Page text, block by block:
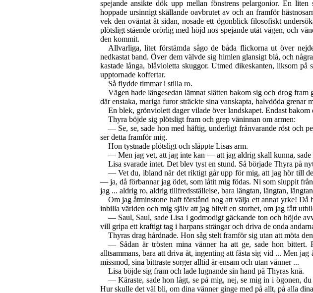
spejande ansikte dök upp mellan fönstrens pelargonior. En
hoppade ursinnigt skällande oavbrutet av och an framför
vek den oväntat åt sidan, nosade ett ögonblick filosofiskt
plötsligt stående orörlig med höjd nos spejande utåt vägen, och
den kommit.
Allvarliga, litet förstämda sågo de båda flickorna ut över
nedkastatband. Över dem välvde sig himlen glansigt blå, och
kastade långa, blåvioletta skuggor. Utmed dikeskanten, liksom
upptornade koffertar.
Så flydde timmar i stilla ro.
Vägen hade längesedan lämnat slätten bakom sig och drog
där enstaka, mariga furor sträckte sina vanskapta, halvdöda
En blek, grönviolett dager vilade över landskapet. Endast
Thyra böjde sig plötsligt fram och grep väninnan om armen:
— Se, se, sade hon med häftig, underligt frånvarande röst och
ser detta framför mig.
Hon tystnade plötsligt och släppte Lisas arm.
— Men jag vet, att jag inte kan — att jag aldrig skall kunna, sade
Lisa svarade intet. Det blev tyst en stund. Så började Thyra på
— Vet du, ibland när det riktigt går upp för mig, att jag hör till
— ja, då förbannar jag ödet, som låtit mig födas. Ni som sluppit
jag ... aldrig ro, aldrig tillfredsställelse, bara längtan, längtan,
Om jag åtminstone haft förstånd nog att välja ett annat yrke!
inbilla världen och mig själv att jag blivit en storhet, om jag fått
— Saul, Saul, sade Lisa i godmodigt gäckande ton och höjde
vill gripa ett kraftigt tag i harpans strängar och driva de onda
Thyras drag hårdnade. Hon såg stelt framför sig utan att möta
— Sådan är trösten mina vänner ha att ge, sade hon
alltsammans, bara att driva åt, ingenting att fästa sig vid ... Men
missmod, sina bittraste sorger alltid är ensam och utan vänner ...
Lisa böjde sig fram och lade lugnande sin hand på Thyras knä.
— Käraste, sade hon lågt, se på mig, nej, se mig in i ögonen,
Hur skulle det väl bli, om dina vänner ginge med på allt, på alla